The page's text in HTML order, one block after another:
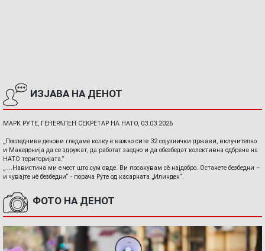
ИЗЈАВА НА ДЕНОТ
МАРК РУТЕ, ГЕНЕРАЛЕН СЕКРЕТАР НА НАТО, 03.03.2026
„Последниве денови гледаме колку е важно сите 32 сојузнички држави, вклучително
и Македонија да се здружат, да работат заедно и да обезбедат колективна одбрана на
НАТО територијата.“
„ ...Навистина ми е чест што сум овде. Ви посакувам сè најдобро. Останете безбедни –
и чувајте нè безбедни“ - порача Руте од касарната „Илинден“.
ФОТО НА ДЕНОТ